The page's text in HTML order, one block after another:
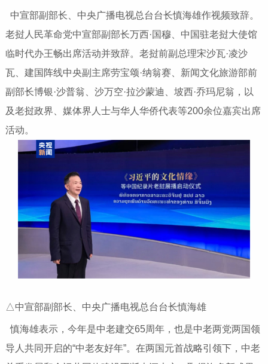
中宣部副部长、中央广播电视总台台长慎海雄作视频致辞。
老挝人民革命党中宣部副部长万西·国穆、中国驻老挝大使馆
临时代办王畅出席活动并致辞。老挝前副总理宋沙瓦·凌沙
瓦、建国阵线中央副主席劳宝颂·纳翁赛、新闻文化旅游部前
副部长博银·沙普翁、沙万空·拉沙蒙迪、坡西·乔玛尼翁，以
及老挝政界、媒体界人士与华人华侨代表等200余位嘉宾出席
活动。
△中宣部副部长、中央广播电视总台台长慎海雄
慎海雄表示，今年是中老建交65周年，也是中老两党两国领
导人共同开启的“中老友好年”。在两国元首战略引领下，中老